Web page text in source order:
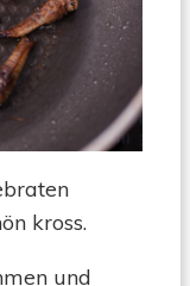
kross.
und